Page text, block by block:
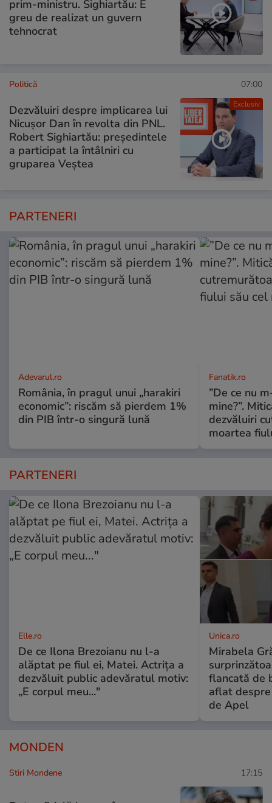
prim-ministru. Sighiartău: E
greu de realizat un guvern
tehnocrat
Exclusiv
Politică 07:00
Dezvăluiri despre implicarea lui
Nicușor Dan în revolta din PNL.
Robert Sighiartău: președintele
a participat la întâlniri cu
gruparea Veștea
PARTENERI
Adevarul.ro
România, în pragul unui „harakiri
economic”: riscăm să pierdem 1%
din PIB într-o singură lună
Fanatik.ro
”De ce nu
mine?”.
dezvăluiri
moartea
PARTENERI
Elle.ro
De ce Ilona Brezoianu nu l-a
alăptat pe fiul ei, Matei. Actrița a
dezvăluit public adevăratul motiv:
„E corpul meu..."
Unica.ro
Mirabela
flancată de
aflat
de Apel
MONDEN
Stiri Mondene 17:15